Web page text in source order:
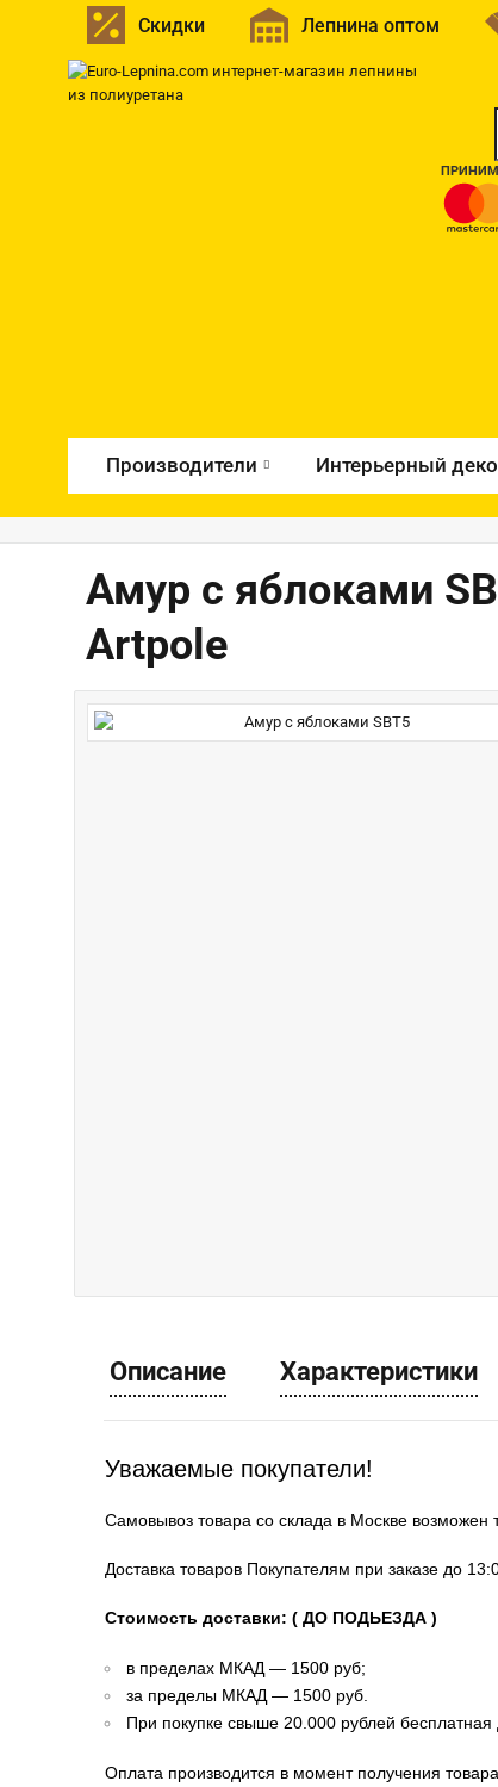
Скидки Лепнина оптом
Производители Интерьерный
Амур с яблоками
Artpole
Описание Характеристики
Уважаемые покупатели!
Самовывоз товара со склада в Москве
Доставка товаров Покупателям при заказе до
Стоимость доставки: ( ДО ПОДЬЕЗДА )
в пределах МКАД — 1500 руб;
за пределы МКАД — 1500 руб.
При покупке свыше 20.000 рублей бесплатная
Оплата производится в момент получения товара.